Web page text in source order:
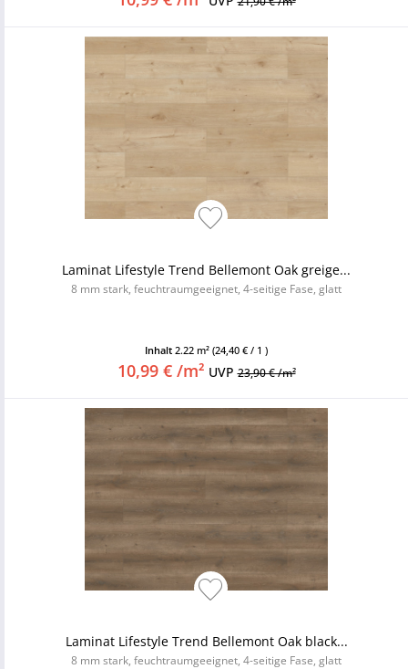
Laminat Lifestyle Trend Bellemont Oak greige...
8 mm stark, feuchtraumgeeignet, 4-seitige Fase, glatt
Inhalt 2.22 m² (24,40 € / 1 )
10,99 € /m² UVP23,90 € /m²
Laminat Lifestyle Trend Bellemont Oak black...
8 mm stark, feuchtraumgeeignet, 4-seitige Fase, glatt